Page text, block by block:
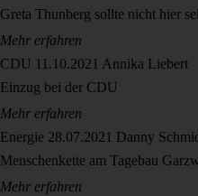
Greta Thunberg sollte nicht hier
Mehr erfahren
CDU 11.10.2021 Annika Liebert
Einzug bei der CDU
Mehr erfahren
Energie 28.07.2021 Danny
Menschenkette am Tagebau
Mehr erfahren